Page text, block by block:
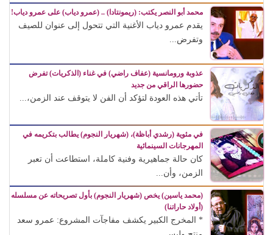
محمد أبو النصر يكتب: (ريمونتادا) .. (عمرو دياب) على عمرو دياب!
يقدم عمرو دياب الأغنية التي تتحول إلى عنوان للصيف
وتفرض...
عذوبة ورومانسية (عفاف راضي) في غناء (الذكريات) تفرض
حضورها الراقي من جديد
تأتي هذه العودة لتؤكد أن الفن لا يتوقف عند الزمن،...
في مئوية (رشدي أباظة)، (شهريار النجوم) يطالب بتكريمه في
المهرجانات السينمائية
كان حالة جماهيرية وفنية كاملة، استطاعت أن تعبر
الزمن، وأن...
(محمد ياسين) يخص (شهريار النجوم) بأول تصريحاته عن مسلسله
(أولاد حاراتنا)
* المخرج الكبير يكشف مفاجآت المشروع: عمرو سعد